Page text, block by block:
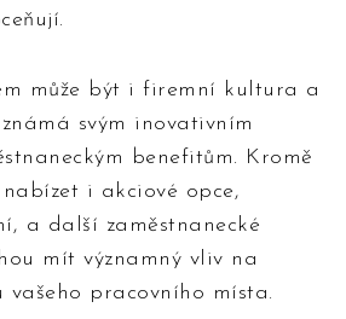
může být i firemní kultura a
svým inovativním
benefitům. Kromě
i akciové opce,
a další zaměstnanecké
mít významný vliv na
vašeho pracovního místa.